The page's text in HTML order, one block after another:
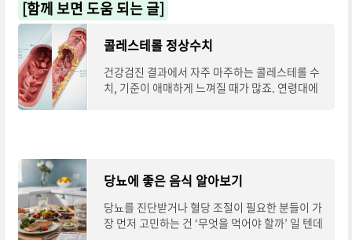
[함께 보면 도움 되는 글]
콜레스테롤 정상수치
건강검진 결과에서 자주 마주하는 콜레스테롤 수
치, 기준이 애매하게 느껴질 때가 많죠. 연령대에
당뇨에 좋은 음식 알아보기
당뇨를 진단받거나 혈당 조절이 필요한 분들이 가
장 먼저 고민하는 건 ‘무엇을 먹어야 할까’ 일 텐데